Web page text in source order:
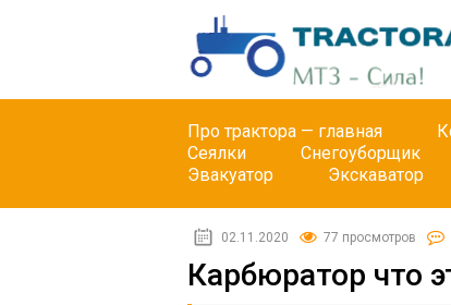
Про трактора — главная
Сеялки
Снегоуборщик
Эвакуатор
Экскаватор
02.11.2020 77 просмотров
Карбюратор что